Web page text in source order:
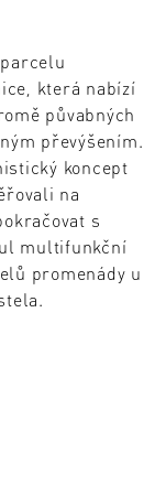
která nabízí
půvabných
převýšením.
koncept
na
s
multifunkční
promenády u